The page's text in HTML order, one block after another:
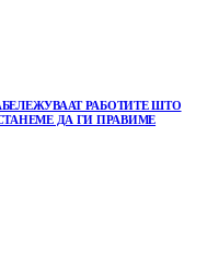
РАБОТИТЕ ШТО
ДА ГИ ПРАВИМЕ